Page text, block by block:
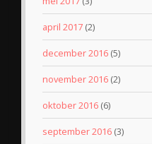
april 2017 (2)
december 2016 (5)
november 2016 (2)
oktober 2016 (6)
september 2016 (3)